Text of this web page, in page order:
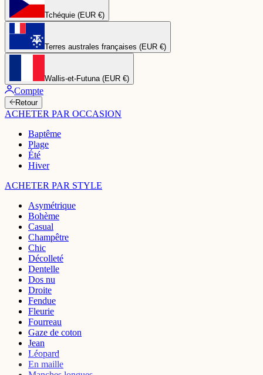
Tchéquie (EUR €)
Terres australes françaises (EUR €)
Wallis-et-Futuna (EUR €)
Compte
Retour
ACHETER PAR OCCASION
Baptême
Plage
Été
Hiver
ACHETER PAR STYLE
Asymétrique
Bohème
Casual
Champêtre
Chic
Décolleté
Dentelle
Dos nu
Droite
Fendue
Fleurie
Fourreau
Gaze de coton
Jean
Léopard
En maille